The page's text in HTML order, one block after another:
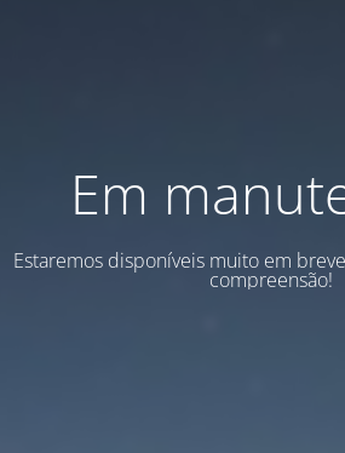
Em
Estaremos disponíveis muito em
compreensão!